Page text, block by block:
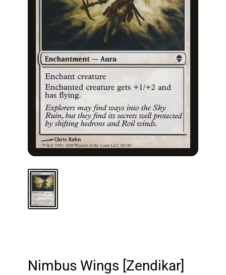
Accesorios
ARMA TU MAZO
Nimbus Wings [Zendikar]